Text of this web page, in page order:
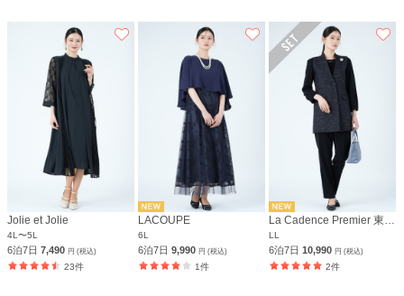
Jolie et Jolie
4L〜5L
6泊7日 7,490 円 (税込)
23件
LACOUPE
6L
6泊7日9,990円 (税込)
1件
La Cadence Premier 東京イギン
LL
6泊7日10,990円 (税込)
2件